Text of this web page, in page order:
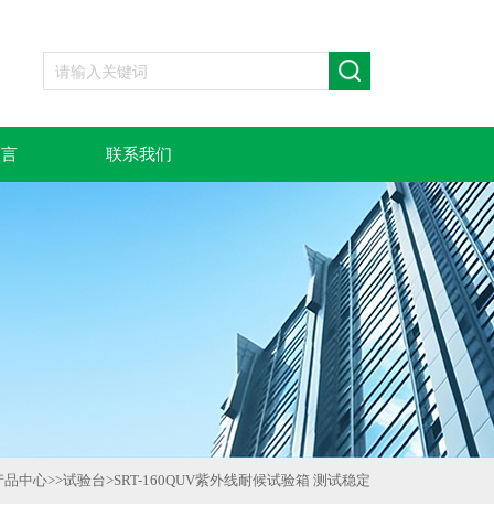
联系我们
品中心>>试验台>SRT-160QUV紫外线耐候试验箱 测试稳定